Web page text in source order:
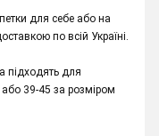
для себе або на
по всій Україні.
підходять для
39-45 за розміром